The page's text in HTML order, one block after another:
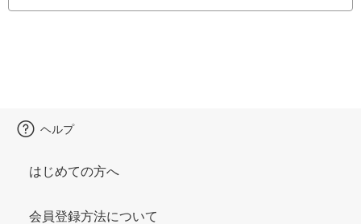
ヘルプ
はじめての方へ
会員登録方法について